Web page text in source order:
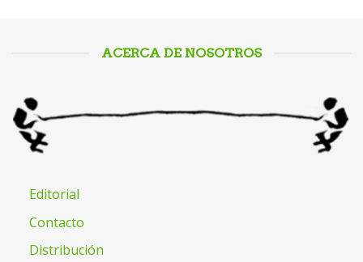
ACERCA DE NOSOTROS
Editorial
Contacto
Distribución